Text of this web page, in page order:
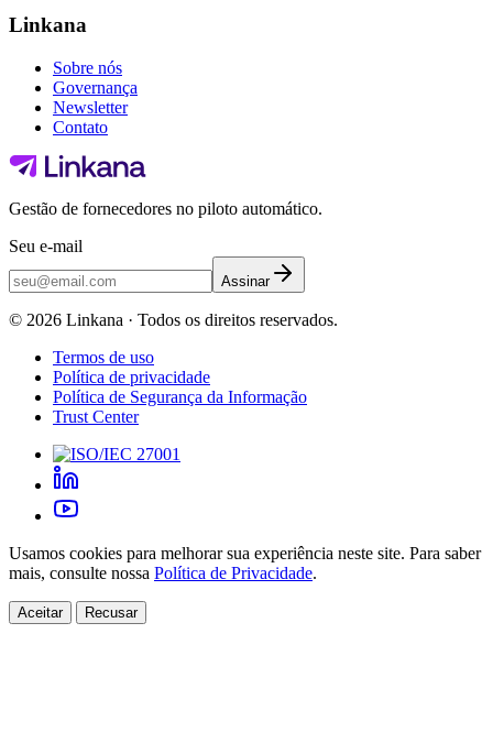
Linkana
Sobre nós
Governança
Newsletter
Contato
Gestão de fornecedores no piloto automático.
Seu e-mail
Assinar
© 2026 Linkana · Todos os direitos reservados.
Termos de uso
Política de privacidade
Política de Segurança da Informação
Trust Center
Usamos cookies para melhorar sua experiência neste site. Para saber
mais, consulte nossa Política de Privacidade.
Aceitar Recusar